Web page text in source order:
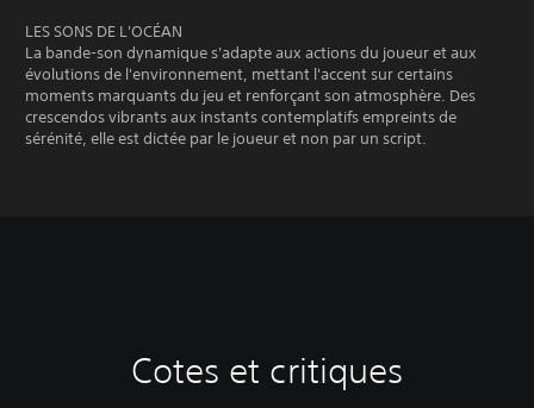
LES SONS DE L'OCÉAN
La bande-son dynamique s'adapte aux actions du joueur et aux
évolutions de l'environnement, mettant l'accent sur certains
moments marquants du jeu et renforçant son atmosphère. Des
crescendos vibrants aux instants contemplatifs empreints de
sérénité, elle est dictée par le joueur et non par un script.
Cotes et critiques